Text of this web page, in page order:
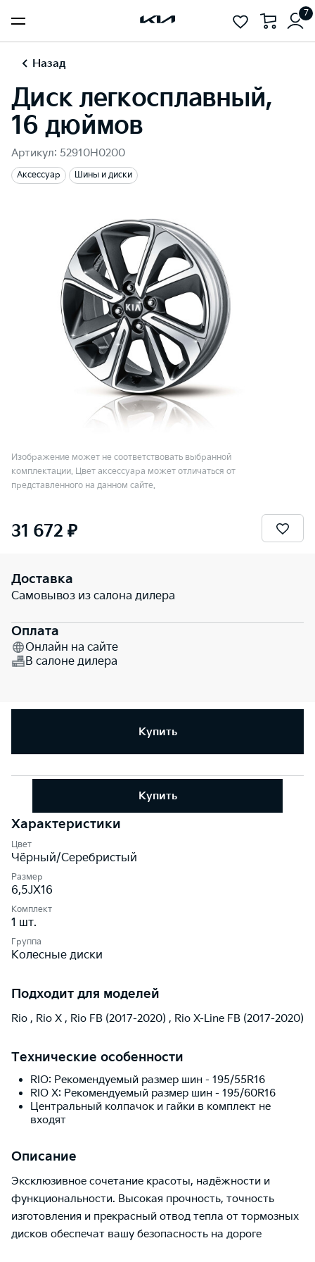
7
Назад
Диск легкосплавный,
16 дюймов
Артикул: 52910H0200
Аксессуар Шины и диски
Изображение может не соответствовать выбранной
комплектации. Цвет аксессуара может отличаться от
представленного на данном сайте.
31 672 ₽
Доставка
Самовывоз из салона дилера
Оплата
Онлайн на сайте
В салоне дилера
Купить
Купить
Характеристики
Цвет
Чёрный/Серебристый
Размер
6,5JХ16
Комплект
1 шт.
Группа
Колесные диски
Подходит для моделей
Rio , Rio X , Rio FB (2017-2020) , Rio X-Line FB (2017-2020)
Технические особенности
RIO: Рекомендуемый размер шин - 195/55R16
RIO X: Рекомендуемый размер шин - 195/60R16
Центральный колпачок и гайки в комплект не
входят
Описание
Эксклюзивное сочетание красоты, надёжности и
функциональности. Высокая прочность, точность
изготовления и прекрасный отвод тепла от тормозных
дисков обеспечат вашу безопасность на дороге